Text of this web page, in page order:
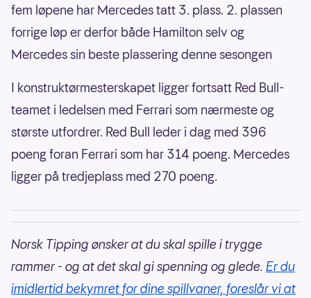
fem løpene har Mercedes tatt 3. plass. 2. plassen
forrige løp er derfor både Hamilton selv og
Mercedes sin beste plassering denne sesongen
I konstruktørmesterskapet ligger fortsatt Red Bull-
teamet i ledelsen med Ferrari som nærmeste og
største utfordrer. Red Bull leder i dag med 396
poeng foran Ferrari som har 314 poeng. Mercedes
ligger på tredjeplass med 270 poeng.
Norsk Tipping ønsker at du skal spille i trygge
rammer - og at det skal gi spenning og glede. Er du
imidlertid bekymret for dine spillvaner, foreslår vi at